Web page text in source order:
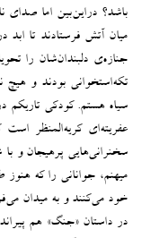
باشد؟ دراین‌بین اما صدای
میان آتش فرستادند تا
جنازه‌ی‌‌ دلبندان‌‌شان را
تکه‌استخوانی بودند و
سیاه هستم. کودکی تاریکم
عفریته‌‌ای کریه‌‌المنظر
سخنرانی‌‌هایی پرهیجان و
میهنم، جوانانی را که
خود می‌کنند و به میدان
در داستان «جنگ» هم